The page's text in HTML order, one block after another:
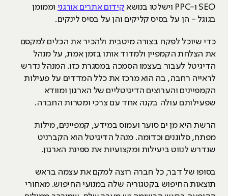
SEO ו-PPC וישלטו בנושא
קידום אתרים אורגני וממומן
בגוגל - הן על בסיס קליקים והן על בסיס לינקים.
כדי שיוכל לפקח בצורה מיטבית ולהכיר את הכלים למקסם
את הצלחת הקמפיין ולמדוד אותו בזמן אמת, על מנהל
הדיגיטל לעבור בעצמו הסמכה במסגרת כזו. המנהל נדרש
לראייה רחבה, בה הוא מרכז את כלל המדדים על פעילות
הקמפיינים והערוצים הדיגיטליים של הארגון ומוודא
שפעילותם עולה בקנה אחד עם צרכי ומטרות החברה.
הרשת היא מן ים סוער ועמוס במידע, קמפיינים, מילות
מפתח, סלוגנים וכדומה. מנהל הדיגיטל הוא הקברניט
שנדרש לנווט ביעילות ומקצועיות את ספינת הארגון.
בסופו של דבר, כל חברה רוצה למקם את עצמה בראש
תוצאות החיפוש בקטגוריה שלה במנועי החיפוש. מאחורי